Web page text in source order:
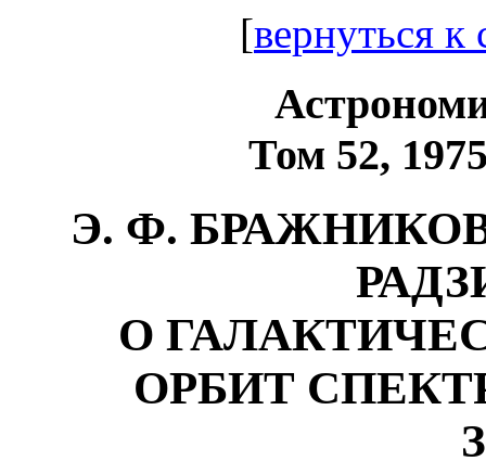
[вернуться
Том 52,
Э. Ф.
О
ОРБИТ